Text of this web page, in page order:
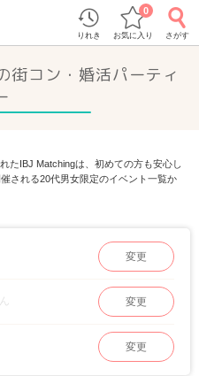
りれき お気に入り
0
さがす
街コン・婚活パーティ
たIBJ Matchingは、初めての方も安心し
される20代男女限定のイベント一覧か
変更
変更
変更